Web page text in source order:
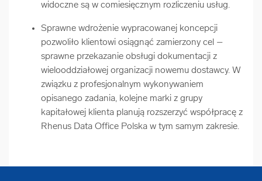
widoczne są w comiesięcznym rozliczeniu usług.
Sprawne wdrożenie wypracowanej koncepcji
pozwoliło klientowi osiągnąć zamierzony cel –
sprawne przekazanie obsługi dokumentacji z
wielooddziałowej organizacji nowemu dostawcy. W
związku z profesjonalnym wykonywaniem
opisanego zadania, kolejne marki z grupy
kapitałowej klienta planują rozszerzyć współpracę z
Rhenus Data Office Polska w tym samym zakresie.